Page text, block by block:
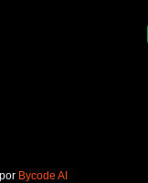
Bycode AI